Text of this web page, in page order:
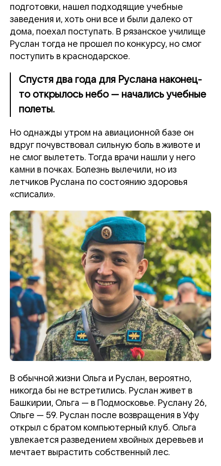
подготовки, нашел подходящие учебные
заведения и, хоть они все и были далеко от
дома, поехал поступать. В рязанское училище
Руслан тогда не прошел по конкурсу, но смог
поступить в краснодарское.
Спустя два года для Руслана наконец-
то открылось небо — начались учебные
полеты.
Но однажды утром на авиационной базе он
вдруг почувствовал сильную боль в животе и
не смог вылететь. Тогда врачи нашли у него
камни в почках. Болезнь вылечили, но из
летчиков Руслана по состоянию здоровья
«списали».
В обычной жизни Ольга и Руслан, вероятно,
никогда бы не встретились. Руслан живет в
Башкирии, Ольга — в Подмосковье. Руслану 26,
Ольге — 59. Руслан после возвращения в Уфу
открыл с братом компьютерный клуб. Ольга
увлекается разведением хвойных деревьев и
мечтает вырастить собственный лес.